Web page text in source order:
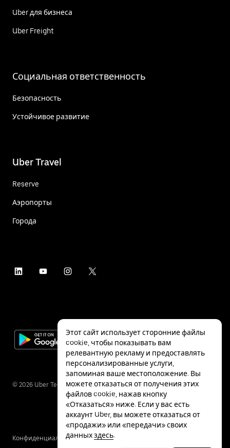
Uber для бизнеса
Uber Freight
Социальная ответственность
Безопасность
Устойчивое развитие
Uber Travel
Reserve
Аэропорты
Города
© 2026 Uber Technologies Inc.
КонфиденциальностьСпециальные
Этот сайт использует сторонние файлы
cookie, чтобы показывать вам
релевантную рекламу и предоставлять
персонализированные услуги,
запоминая ваше местоположение. Вы
можете отказаться от получения этих
файлов cookie, нажав кнопку
«Отказаться» ниже. Если у вас есть
аккаунт Uber, вы можете отказаться от
«продажи» или «передачи» своих
данныхздесь.